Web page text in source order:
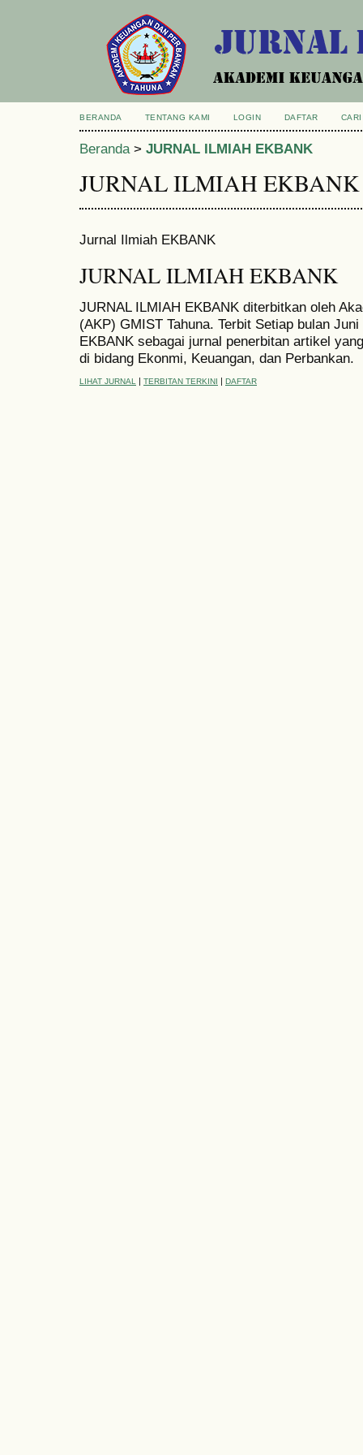
BERANDA TENTANG KAMI LOGIN DAFTAR CARI
Beranda> JURNAL ILMIAH EKBANK
JURNAL ILMIAH EKBANK
Jurnal Ilmiah EKBANK
JURNAL ILMIAH EKBANK
JURNAL ILMIAH EKBANK diterbitkan oleh
(AKP) GMIST Tahuna. Terbit Setiap bulan
EKBANK sebagai jurnal penerbitan artikel
di bidang Ekonmi, Keuangan, dan Perbankan.
LIHAT JURNAL TERBITAN TERKINI DAFTAR